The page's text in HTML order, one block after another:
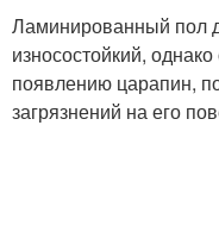
Ламинированный пол
износостойкий,
появлению царапин,
загрязнений на его